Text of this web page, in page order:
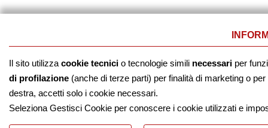
Il sito utilizza cookie tecnici o tecnologie simili necessari per
di profilazione (anche di terze parti) per finalità di marketing o
destra, accetti solo i cookie necessari.
Seleziona Gestisci Cookie per conoscere i cookie utilizzati e